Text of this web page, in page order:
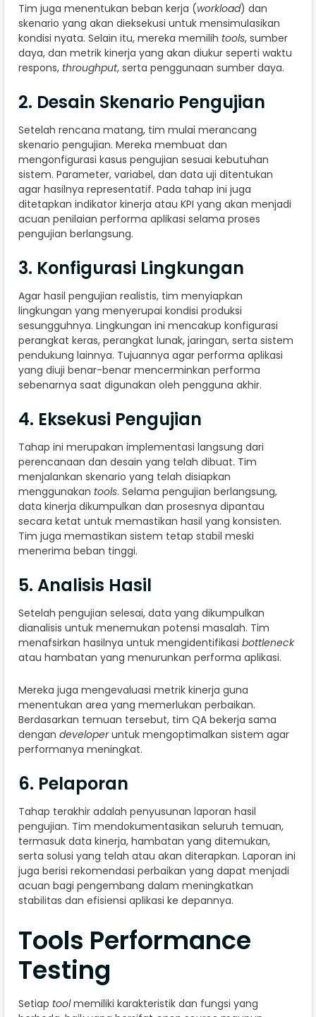
Tim juga menentukan beban kerja (workload) dan
skenario yang akan dieksekusi untuk mensimulasikan
kondisi nyata. Selain itu, mereka memilih tools, sumber
daya, dan metrik kinerja yang akan diukur seperti waktu
respons, throughput, serta penggunaan sumber daya.
2. Desain Skenario Pengujian
Setelah rencana matang, tim mulai merancang
skenario pengujian. Mereka membuat dan
mengonfigurasi kasus pengujian sesuai kebutuhan
sistem. Parameter, variabel, dan data uji ditentukan
agar hasilnya representatif. Pada tahap ini juga
ditetapkan indikator kinerja atau KPI yang akan menjadi
acuan penilaian performa aplikasi selama proses
pengujian berlangsung.
3. Konfigurasi Lingkungan
Agar hasil pengujian realistis, tim menyiapkan
lingkungan yang menyerupai kondisi produksi
sesungguhnya. Lingkungan ini mencakup konfigurasi
perangkat keras, perangkat lunak, jaringan, serta sistem
pendukung lainnya. Tujuannya agar performa aplikasi
yang diuji benar-benar mencerminkan performa
sebenarnya saat digunakan oleh pengguna akhir.
4. Eksekusi Pengujian
Tahap ini merupakan implementasi langsung dari
perencanaan dan desain yang telah dibuat. Tim
menjalankan skenario yang telah disiapkan
menggunakan tools. Selama pengujian berlangsung,
data kinerja dikumpulkan dan prosesnya dipantau
secara ketat untuk memastikan hasil yang konsisten.
Tim juga memastikan sistem tetap stabil meski
menerima beban tinggi.
5. Analisis Hasil
Setelah pengujian selesai, data yang dikumpulkan
dianalisis untuk menemukan potensi masalah. Tim
menafsirkan hasilnya untuk mengidentifikasi bottleneck
atau hambatan yang menurunkan performa aplikasi.
Mereka juga mengevaluasi metrik kinerja guna
menentukan area yang memerlukan perbaikan.
Berdasarkan temuan tersebut, tim QA bekerja sama
dengan developeruntuk mengoptimalkan sistem agar
performanya meningkat.
6. Pelaporan
Tahap terakhir adalah penyusunan laporan hasil
pengujian. Tim mendokumentasikan seluruh temuan,
termasuk data kinerja, hambatan yang ditemukan,
serta solusi yang telah atau akan diterapkan. Laporan ini
juga berisi rekomendasi perbaikan yang dapat menjadi
acuan bagi pengembang dalam meningkatkan
stabilitas dan efisiensi aplikasi ke depannya.
Tools Performance
Testing
Setiap toolmemiliki karakteristik dan fungsi yang